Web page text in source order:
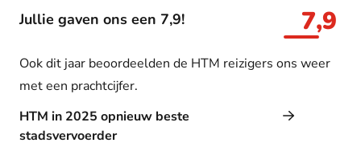
Jullie gaven ons een 7,9! 7,9
Ook dit jaar beoordeelden de HTM reizigers ons weer
met een prachtcijfer.
HTM in 2025 opnieuw beste
stadsvervoerder